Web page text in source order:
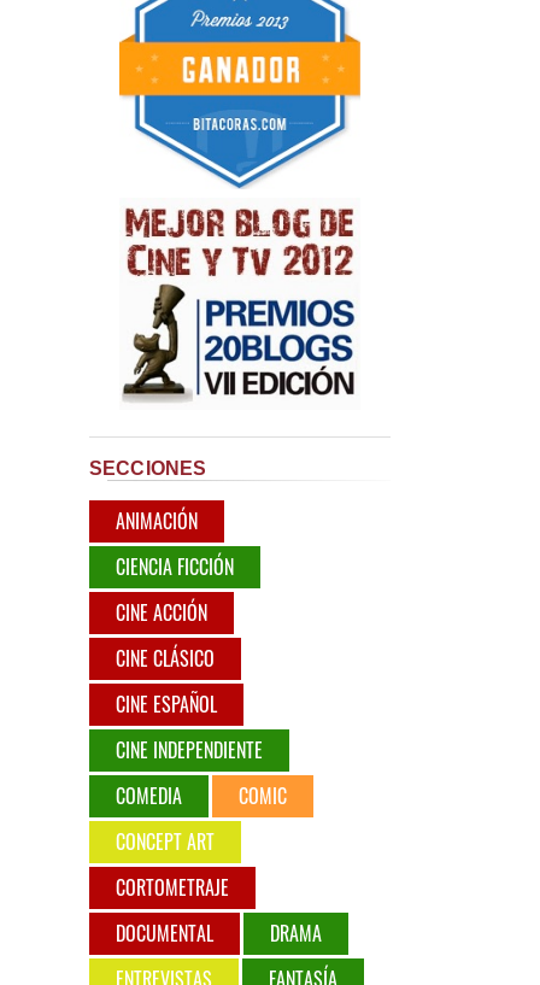
SECCIONES
ANIMACIÓN
CIENCIA FICCIÓN
CINE ACCIÓN
CINE CLÁSICO
CINE ESPAÑOL
CINE INDEPENDIENTE
COMEDIA
COMIC
CONCEPT ART
CORTOMETRAJE
DOCUMENTAL
DRAMA
ENTREVISTAS
FANTASÍA